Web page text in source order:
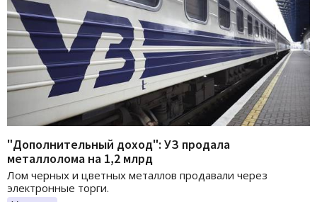
"Дополнительный доход": УЗ продала
металлолома на 1,2 млрд
Лом черных и цветных металлов продавали через
электронные торги.